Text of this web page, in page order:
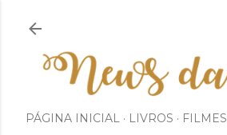
PÁGINA INICIAL LIVROS FILMES